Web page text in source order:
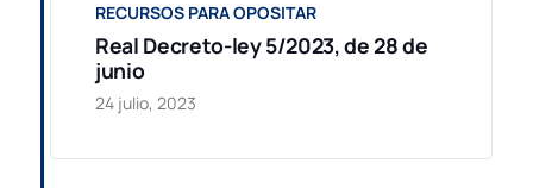
RECURSOS PARA OPOSITAR
Real Decreto-ley 5/2023, de 28 de
junio
24 julio, 2023